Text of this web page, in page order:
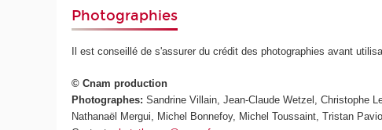
Photographies
Il est conseillé de s'assurer du crédit des photographies avant
© Cnam production
Photographes: Sandrine Villain, Jean-Claude Wetzel, Christophe
Nathanaël Mergui, Michel Bonnefoy, Michel Toussaint, Tristan